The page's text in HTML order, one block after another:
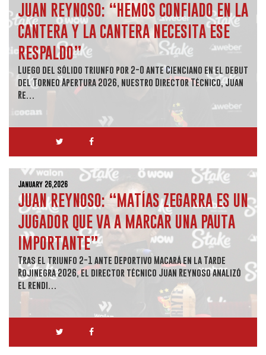
JUAN REYNOSO: “HEMOS CONFIADO EN LA
CANTERA Y LA CANTERA NECESITA ESE
RESPALDO”
Luego del sólido triunfo por 2-0 ante Cienciano en el debut
del Torneo Apertura 2026, nuestro Director Técnico, Juan
Re…
January 26,2026
JUAN REYNOSO: “MATÍAS ZEGARRA ES UN
JUGADOR QUE VA A MARCAR UNA PAUTA
IMPORTANTE”
Tras el triunfo 2-1 ante Deportivo Macará en la Tarde
Rojinegra 2026, el director técnico Juan Reynoso analizó
el rendi…